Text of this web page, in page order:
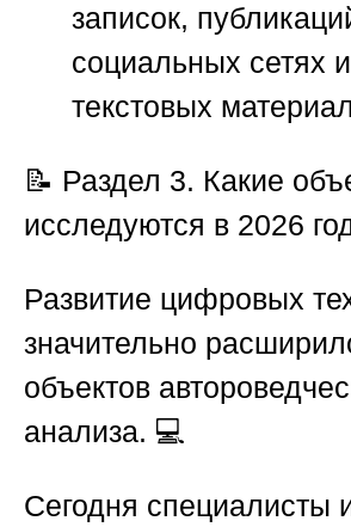
записок,
социальных сетях
текстовых
📝 Раздел 3. Какие
исследуются в 2026
Развитие цифровых
значительно
объектов
анализа. 💻
Сегодня специалисты